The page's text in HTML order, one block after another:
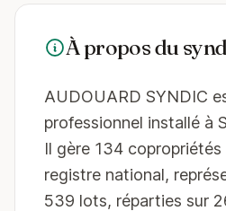
À propos du
AUDOUARD SYNDIC
professionnel installé à
Il gère 134
registre national,
539 lots, réparties sur